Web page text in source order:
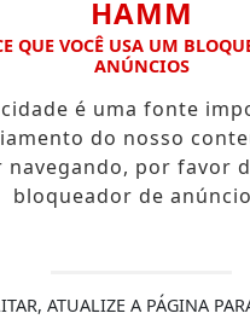
GERAL
Palmas celebra
HAMM
QUE VOCÊ USA UM
ANÚNCIOS
é uma fonte
do nosso
navegando, por favor
bloqueador de
ATUALIZE A PÁGINA